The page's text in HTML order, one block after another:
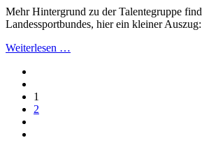
Mehr Hintergrund zu der Talentegruppe
Landessportbundes, hier ein kleiner Auszug:
Weiterlesen …
1
2